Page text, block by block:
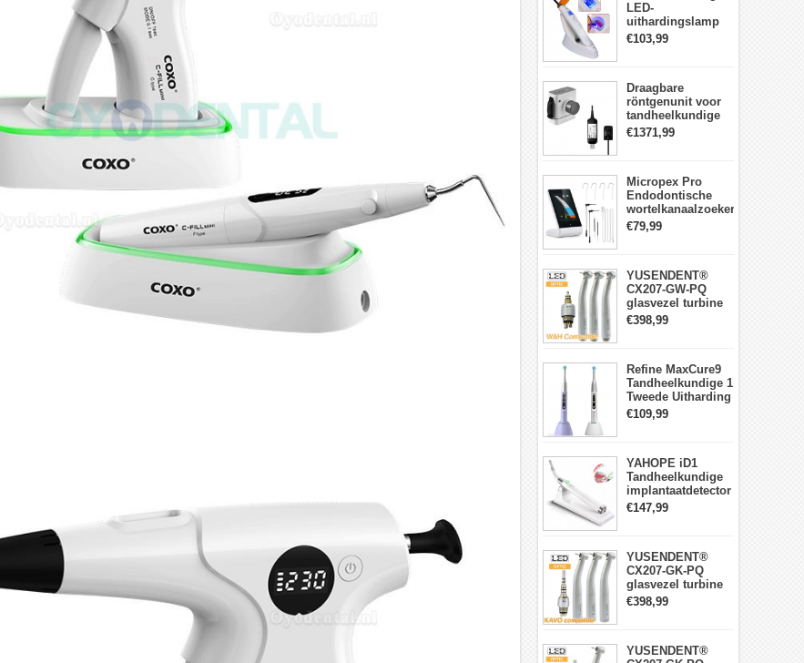
LED-
uithardingslamp
Draadloos met
lichtmeter 2000
€103,99
Draagbare
röntgenunit voor
tandheelkundige
apparatuur met
hoge frequentie +
€1371,99
Micropex Pro
Endodontische
wortelkanaalzoeker
Apex Locator voor
kanaallengtemeting
€79,99
YUSENDENT®
CX207-GW-PQ
glasvezel turbine
handstuk W&H
compatibel
€398,99
Refine MaxCure9
Tandheelkundige 1
Tweede Uitharding
LED-
uithardingslamp
€109,99
YAHOPE iD1
Tandheelkundige
implantaatdetector
implantaatlocator
slimme
€147,99
YUSENDENT®
CX207-GK-PQ
glasvezel turbine
handstuk KAVO-
compatibel
x3)
€398,99
YUSENDENT®